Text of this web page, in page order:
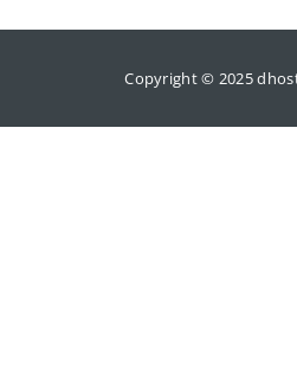
Copyright © 2025